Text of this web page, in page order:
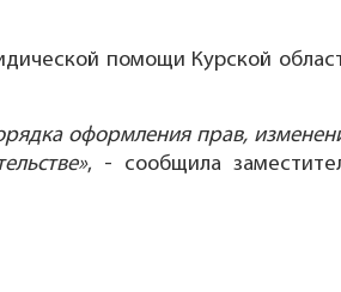
помощи Курской
оформления прав,
, - сообщила